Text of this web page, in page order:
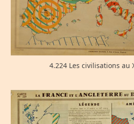
4.224 Les civilisations au